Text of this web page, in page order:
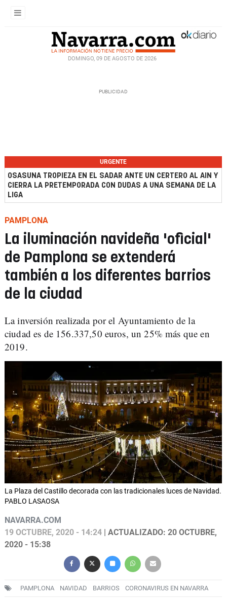
DOMINGO, 09 DE AGOSTO DE 2026
URGENTE
OSASUNA TROPIEZA EN EL SADAR ANTE UN CERTERO AL AIN Y
CIERRA LA PRETEMPORADA CON DUDAS A UNA SEMANA DE LA
LIGA
PAMPLONA
La iluminación navideña 'oficial'
de Pamplona se extenderá
también a los diferentes barrios
de la ciudad
La inversión realizada por el Ayuntamiento de la
ciudad es de 156.337,50 euros, un 25% más que en
2019.
La Plaza del Castillo decorada con las tradicionales luces de Navidad.
PABLO LASAOSA
NAVARRA.COM
19 OCTUBRE, 2020 - 14:24 | ACTUALIZADO: 20 OCTUBRE,
2020 - 15:38
PAMPLONA NAVIDAD BARRIOS CORONAVIRUS EN NAVARRA